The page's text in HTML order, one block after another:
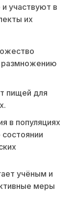
участвуют в
их
размножению
пищей для
в популяциях
состоянии
учёным и
меры